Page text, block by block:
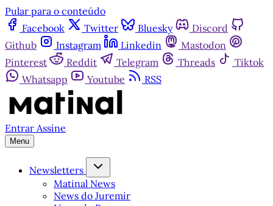
Pular para o conteúdo
Facebook
Twitter Bluesky
Discord
Github
Instagram Linkedin
Mastodon
Pinterest
Reddit Telegram Threads
Tiktok
Whatsapp
Youtube RSS
Entrar Assine
Menu
Newsletters
Matinal News
News do Juremir